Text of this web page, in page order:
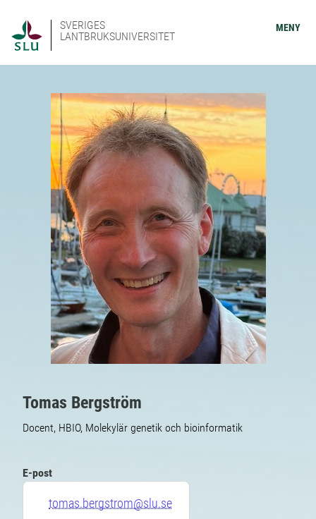
SVERIGES
LANTBRUKSUNIVERSITET
MENY
Tomas Bergström
Docent, HBIO, Molekylär genetik och bioinformatik
E-post
tomas.bergstrom@slu.se